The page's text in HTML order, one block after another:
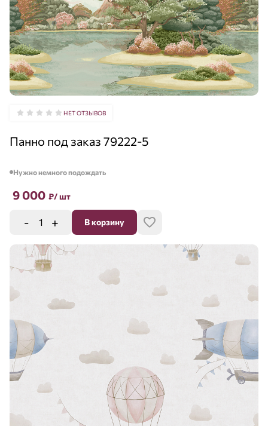
НЕТ ОТЗЫВОВ
Панно под заказ 79222-5
Нужно немного подождать
9 000 ₽/ шт
- + В корзину